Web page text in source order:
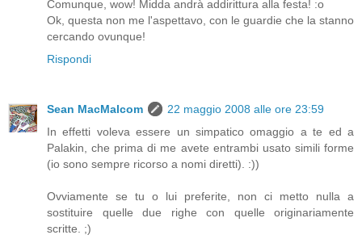
Comunque, wow! Midda andrà addirittura alla festa! :o
Ok, questa non me l'aspettavo, con le guardie che la stanno
cercando ovunque!
Rispondi
Sean MacMalcom
22 maggio 2008 alle ore 23:59
In effetti voleva essere un simpatico omaggio a te ed a
Palakin, che prima di me avete entrambi usato simili forme
(io sono sempre ricorso a nomi diretti). :))
Ovviamente se tu o lui preferite, non ci metto nulla a
sostituire quelle due righe con quelle originariamente
scritte. ;)